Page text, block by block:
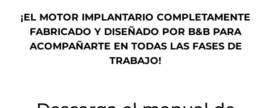
¡EL MOTOR IMPLANTARIO COMPLETAMENTE
FABRICADO Y DISEÑADO POR B&B PARA
ACOMPAÑARTE EN TODAS LAS FASES DE
TRABAJO!